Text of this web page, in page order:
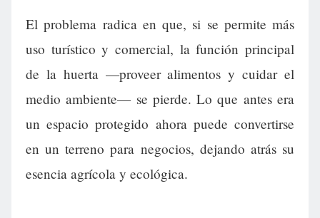
El problema radica en que, si se permite más
uso turístico y comercial, la función principal
de la huerta —proveer alimentos y cuidar el
medio ambiente— se pierde. Lo que antes era
un espacio protegido ahora puede convertirse
en un terreno para negocios, dejando atrás su
esencia agrícola y ecológica.